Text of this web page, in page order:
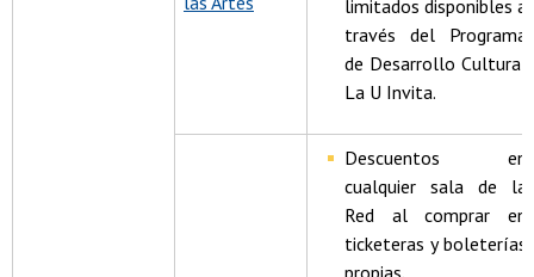
limitados disponibles a
través del Programa
de Desarrollo Cultural
La U Invita.
Descuentos en
cualquier sala de la
Red al comprar en
ticketeras y boleterías